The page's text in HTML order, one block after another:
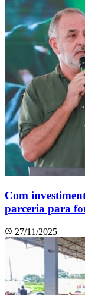
Com
parceria para
27/11/2025